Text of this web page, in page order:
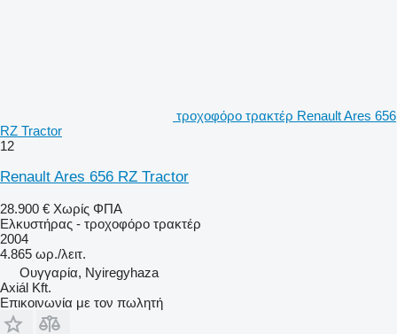
τροχοφόρο τρακτέρ Renault Ares 656
RZ Tractor
12
Renault Ares 656 RZ Tractor
28.900 € Χωρίς ΦΠΑ
Ελκυστήρας - τροχοφόρο τρακτέρ
2004
4.865 ωρ./λειτ.
Ουγγαρία, Nyiregyhaza
Axiál Kft.
Επικοινωνία με τον πωλητή